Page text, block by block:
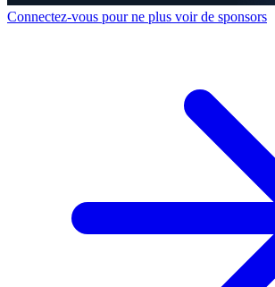
Connectez-vous pour ne plus voir de sponsors